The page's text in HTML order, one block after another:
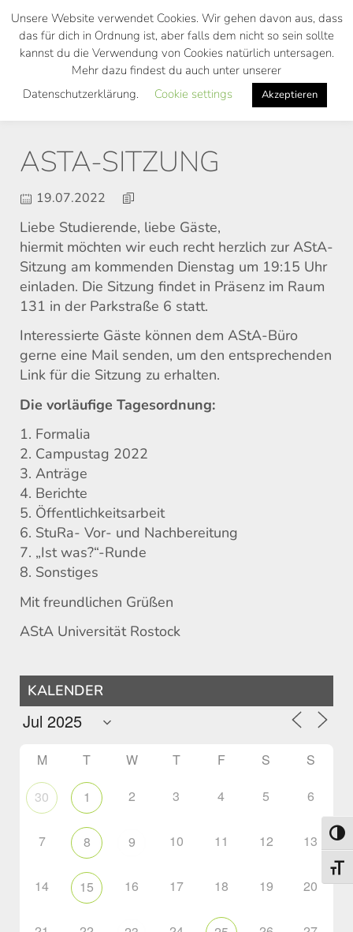
Skip
main
ASTA-SITZUNG
19.07.2022
Liebe Studierende, liebe Gäste,
hiermit möchten wir euch recht herzlich zur AStA-
Sitzung am kommenden Dienstag um 19:15 Uhr
einladen. Die Sitzung findet in Präsenz im Raum
131 in der Parkstraße 6 statt.
Interessierte Gäste können dem AStA-Büro
gerne eine Mail senden, um den entsprechenden
Link für die Sitzung zu erhalten.
Die vorläufige Tagesordnung:
1. Formalia
2. Campustag 2022
3. Anträge
4. Berichte
5. Öffentlichkeitsarbeit
6. StuRa- Vor- und Nachbereitung
7. „Ist was?“-Runde
8. Sonstiges
Mit freundlichen Grüßen
AStA Universität Rostock
KALENDER
M T W T F S S
30 1 2 3 4 5 6
7 8 9 10 11 12 13
14 15 16 17 18 19 20
Unsere Website verwendet Cookies. Wir gehen davon aus, dass
das für dich in Ordnung ist, aber falls dem nicht so sein sollte
kannst du die Verwendung von Cookies natürlich untersagen.
Mehr dazu findest du auch unter unserer
Datenschutzerklärung.
Cookie settings Akzeptieren